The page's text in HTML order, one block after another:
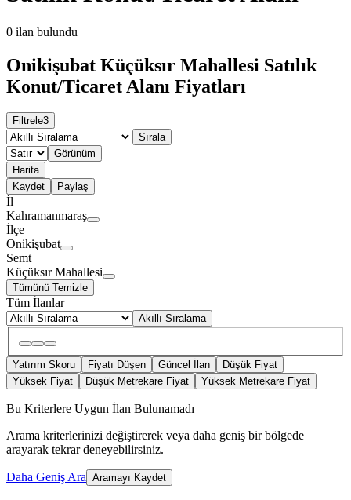
0 ilan bulundu
Onikişubat Küçüksır Mahallesi Satılık
Konut/Ticaret Alanı Fiyatları
Filtrele3
Sırala
Görünüm
Harita
Kaydet
Paylaş
İl
Kahramanmaraş
İlçe
Onikişubat
Semt
Küçüksır Mahallesi
Tümünü Temizle
Tüm İlanlar
Akıllı Sıralama
Yatırım Skoru Fiyatı Düşen Güncel İlan
Düşük Fiyat
Yüksek Fiyat
Düşük Metrekare Fiyat Yüksek Metrekare Fiyat
Bu Kriterlere Uygun İlan Bulunamadı
Arama kriterlerinizi değiştirerek veya daha geniş bir bölgede
arayarak tekrar deneyebilirsiniz.
Daha Geniş Ara Aramayı Kaydet